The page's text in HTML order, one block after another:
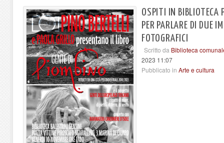
OSPITI IN BIBLIOTECA
PER PARLARE DI DUE
FOTOGRAFICI
Scritto da Biblioteca
2023 11:07
Pubblicato in Arte e cultura